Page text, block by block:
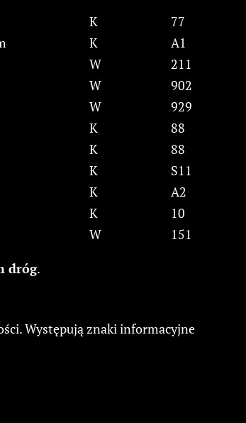
K
77
K
A1
W
211
W
902
W
929
K
88
K
88
K
S11
K
A2
K
10
W
151
dróg.
Występują znaki informacyjne